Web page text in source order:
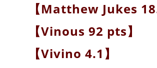
【 Matthew Jukes
【Vinous 92 pts】
【Vivino 4.1 】